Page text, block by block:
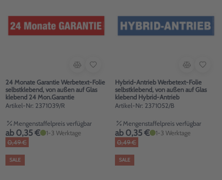
24 Monate Garantie Werbetext-Folie
selbstklebend, von außen auf Glas
klebend 24 Mon.Garantie
Artikel-Nr: 2371039/R
Mengenstaffelpreis verfügbar
ab 0,35 €
1-3 Werktage
0,49 €
Hybrid-Antrieb Werbetext-Folie
selbstklebend, von außen auf Glas
klebend Hybrid-Antrieb
Artikel-Nr: 2371052/B
Mengenstaffelpreis verfügbar
ab 0,35 €
1-3 Werktage
0,49 €
SALE SALE